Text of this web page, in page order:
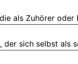
als Zuhörer
sich selbst als